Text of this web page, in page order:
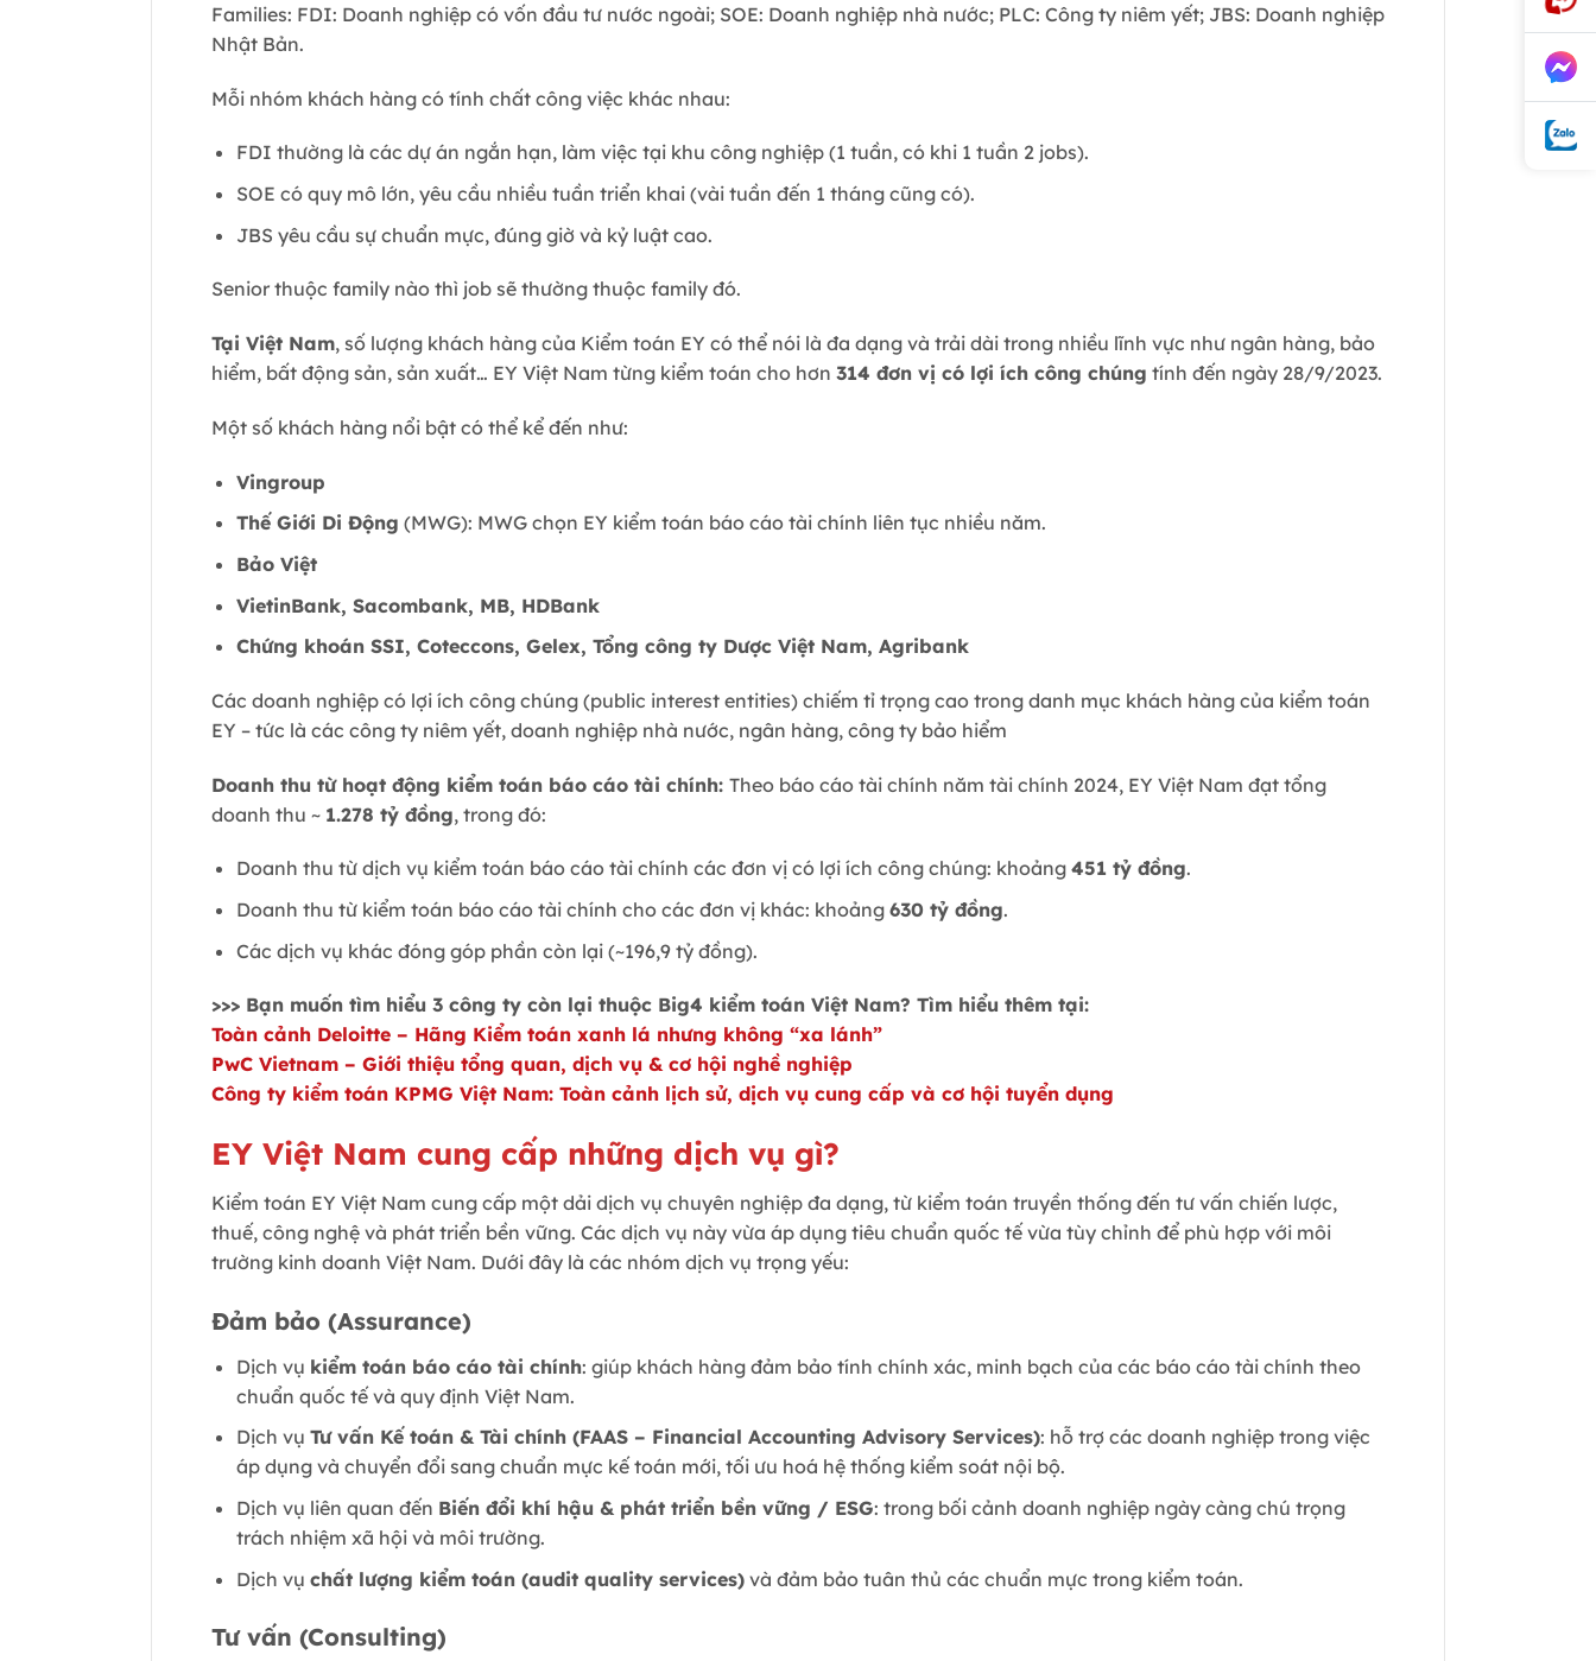
Families: FDI: Doanh nghiệp có vốn đầu tư nước ngoài; SOE: Doanh nghiệp nhà nước; PLC: Công ty niêm yết; JBS: Doanh nghiệp
Nhật Bản.
Mỗi nhóm khách hàng có tính chất công việc khác nhau:
FDI thường là các dự án ngắn hạn, làm việc tại khu công nghiệp (1 tuần, có khi 1 tuần 2 jobs).
SOE có quy mô lớn, yêu cầu nhiều tuần triển khai (vài tuần đến 1 tháng cũng có).
JBS yêu cầu sự chuẩn mực, đúng giờ và kỷ luật cao.
Senior thuộc family nào thì job sẽ thường thuộc family đó.
Tại Việt Nam, số lượng khách hàng của Kiểm toán EY có thể nói là đa dạng và trải dài trong nhiều lĩnh vực như ngân hàng, bảo
hiểm, bất động sản, sản xuất… EY Việt Nam từng kiểm toán cho hơn 314 đơn vị có lợi ích công chúng tính đến ngày 28/9/2023.
Một số khách hàng nổi bật có thể kể đến như:
Vingroup
Thế Giới Di Động (MWG): MWG chọn EY kiểm toán báo cáo tài chính liên tục nhiều năm.
Bảo Việt
VietinBank, Sacombank, MB, HDBank
Chứng khoán SSI, Coteccons, Gelex, Tổng công ty Dược Việt Nam, Agribank
Các doanh nghiệp có lợi ích công chúng (public interest entities) chiếm tỉ trọng cao trong danh mục khách hàng của kiểm toán
EY – tức là các công ty niêm yết, doanh nghiệp nhà nước, ngân hàng, công ty bảo hiểm
Doanh thu từ hoạt động kiểm toán báo cáo tài chính: Theo báo cáo tài chính năm tài chính 2024, EY Việt Nam đạt tổng
doanh thu ~ 1.278 tỷ đồng, trong đó:
Doanh thu từ dịch vụ kiểm toán báo cáo tài chính các đơn vị có lợi ích công chúng: khoảng 451 tỷ đồng.
Doanh thu từ kiểm toán báo cáo tài chính cho các đơn vị khác: khoảng 630 tỷ đồng.
Các dịch vụ khác đóng góp phần còn lại (~196,9 tỷ đồng).
>>> Bạn muốn tìm hiểu 3 công ty còn lại thuộc Big4 kiểm toán Việt Nam? Tìm hiểu thêm tại:
Toàn cảnh Deloitte – Hãng Kiểm toán xanh lá nhưng không “xa lánh”
PwC Vietnam – Giới thiệu tổng quan, dịch vụ & cơ hội nghề nghiệp
Công ty kiểm toán KPMG Việt Nam: Toàn cảnh lịch sử, dịch vụ cung cấp và cơ hội tuyển dụng
EY Việt Nam cung cấp những dịch vụ gì?
Kiểm toán EY Việt Nam cung cấp một dải dịch vụ chuyên nghiệp đa dạng, từ kiểm toán truyền thống đến tư vấn chiến lược,
thuế, công nghệ và phát triển bền vững. Các dịch vụ này vừa áp dụng tiêu chuẩn quốc tế vừa tùy chỉnh để phù hợp với môi
trường kinh doanh Việt Nam. Dưới đây là các nhóm dịch vụ trọng yếu:
Đảm bảo (Assurance)
Dịch vụ kiểm toán báo cáo tài chính: giúp khách hàng đảm bảo tính chính xác, minh bạch của các báo cáo tài chính theo
chuẩn quốc tế và quy định Việt Nam.
Dịch vụ Tư vấn Kế toán & Tài chính (FAAS – Financial Accounting Advisory Services): hỗ trợ các doanh nghiệp trong việc
áp dụng và chuyển đổi sang chuẩn mực kế toán mới, tối ưu hoá hệ thống kiểm soát nội bộ.
Dịch vụ liên quan đến Biến đổi khí hậu & phát triển bền vững / ESG: trong bối cảnh doanh nghiệp ngày càng chú trọng
trách nhiệm xã hội và môi trường.
Dịch vụ chất lượng kiểm toán (audit quality services)và đảm bảo tuân thủ các chuẩn mực trong kiểm toán.
Tư vấn (Consulting)